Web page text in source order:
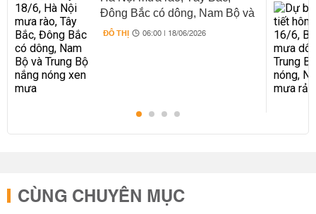
Đông Bắc có dông, Nam Bộ và
Trung Bộ nắng nóng xen mưa
ĐÔ THỊ 06:00 | 18/06/2026
CÙNG CHUYÊN MỤC